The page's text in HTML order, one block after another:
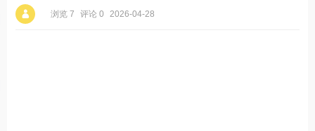
浏览 7 评论 0 2026-04-28